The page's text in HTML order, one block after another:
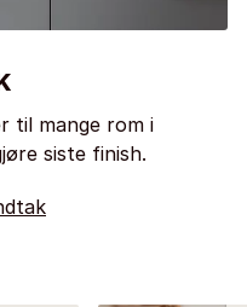
til mange rom i
siste finish.